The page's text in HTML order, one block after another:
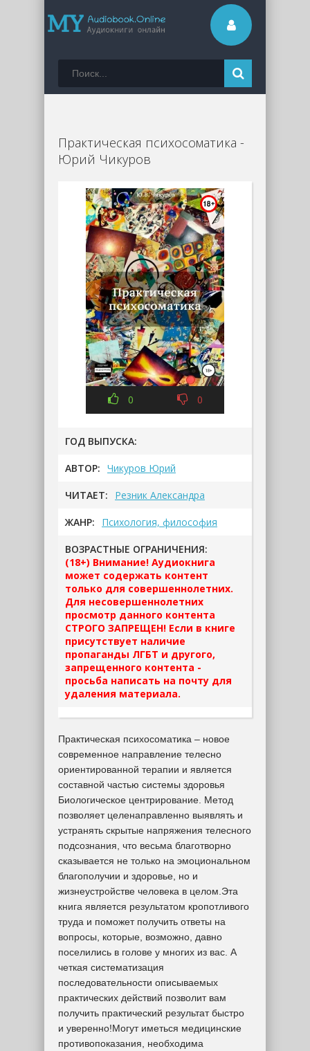
Практическая психосоматика -
Юрий Чикуров
0 0
ГОД ВЫПУСКА:
АВТОР: Чикуров Юрий
ЧИТАЕТ: Резник Александра
ЖАНР: Психология, философия
ВОЗРАСТНЫЕ ОГРАНИЧЕНИЯ:
(18+) Внимание! Аудиокнига
может содержать контент
только для совершеннолетних.
Для несовершеннолетних
просмотр данного контента
СТРОГО ЗАПРЕЩЕН! Если в книге
присутствует наличие
пропаганды ЛГБТ и другого,
запрещенного контента -
просьба написать на почту для
удаления материала.
Практическая психосоматика – новое
современное направление телесно
ориентированной терапии и является
составной частью системы здоровья
Биологическое центрирование. Метод
позволяет целенаправленно выявлять и
устранять скрытые напряжения телесного
подсознания, что весьма благотворно
сказывается не только на эмоциональном
благополучии и здоровье, но и
жизнеустройстве человека в целом.Эта
книга является результатом кропотливого
труда и поможет получить ответы на
вопросы, которые, возможно, давно
поселились в голове у многих из вас. А
четкая систематизация
последовательности описываемых
практических действий позволит вам
получить практический результат быстро
и уверенно!Могут иметься медицинские
противопоказания, необходима